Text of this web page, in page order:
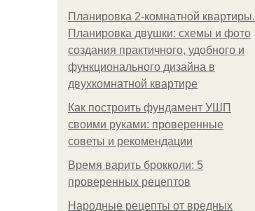
Планировка 2-комнатной квартиры.
Планировка двушки: схемы и фото
создания практичного, удобного и
функционального дизайна в
двухкомнатной квартире
Как построить фундамент УШП
своими руками: проверенные
советы и рекомендации
Время варить брокколи: 5
проверенных рецептов
Народные рецепты от вредных